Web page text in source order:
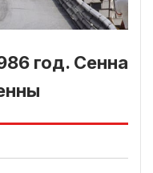
год. Сенна